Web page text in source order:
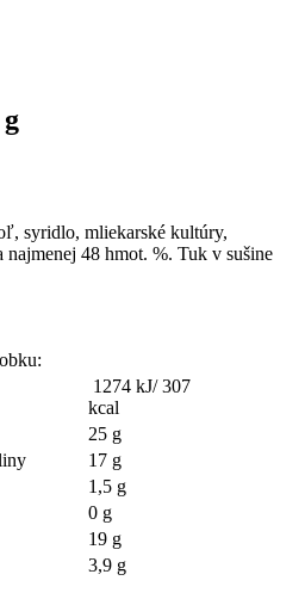
syridlo, mliekarské kultúry,
48 hmot. %. Tuk v sušine
1274 kJ/ 307
kcal
25 g
17 g
1,5 g
0 g
19 g
3,9 g